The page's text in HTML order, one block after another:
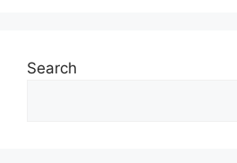
Search